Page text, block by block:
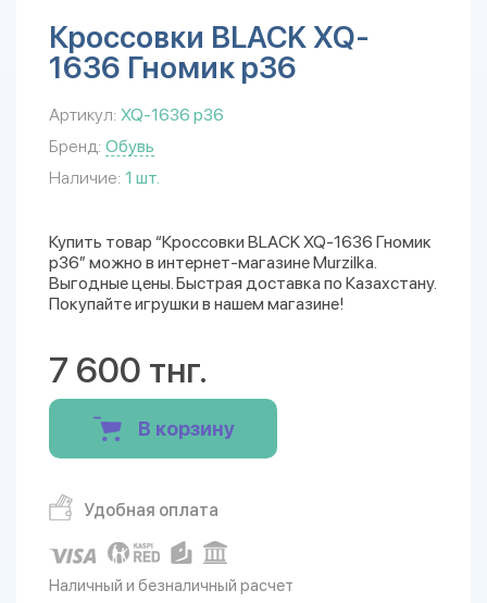
Кроссовки BLACK XQ-
1636 Гномик р36
Артикул: XQ-1636 р36
Бренд: Обувь
Наличие: 1 шт.
Купить товар “Кроссовки BLACK XQ-1636 Гномик
р36” можно в интернет-магазине Murzilka.
Выгодные цены. Быстрая доставка по Казахстану.
Покупайте игрушки в нашем магазине!
7 600 тнг.
В корзину
Удобная оплата
Наличный и безналичный расчет